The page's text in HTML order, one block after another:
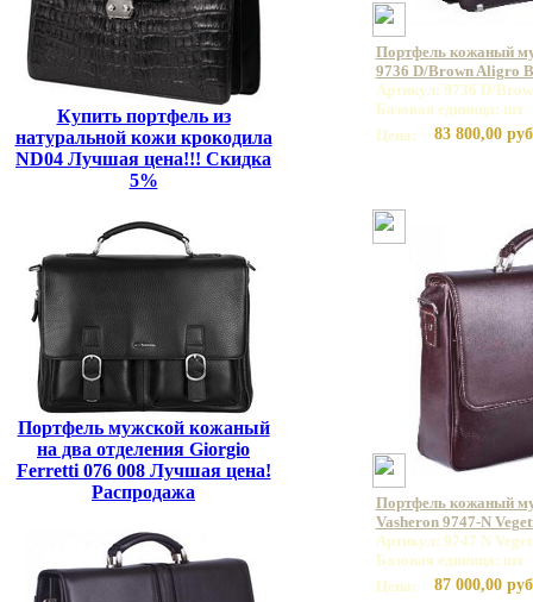
Купить портфель из
натуральной кожи крокодила
ND04 Лучшая цена!!! Скидка
5%
Портфель мужской кожаный
на два отделения Giorgio
Ferretti 076 008 Лучшая цена!
Распродажа
Портфель кожаный
9736 D/Brown Aligro
Артикул: 9736 D/
Базовая единица: шт
Цена:
83 800,00
Портфель кожаный
Vasheron 9747-N
Артикул: 9747 N
Базовая единица: шт
Цена:
87 000,00